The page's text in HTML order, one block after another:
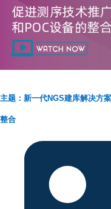
主题：新一代NGS建库解决方
整合